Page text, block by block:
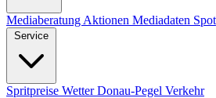
Mediaberatung Aktionen Mediadaten
Service
Spritpreise WetterDonau-Pegel Verkehr